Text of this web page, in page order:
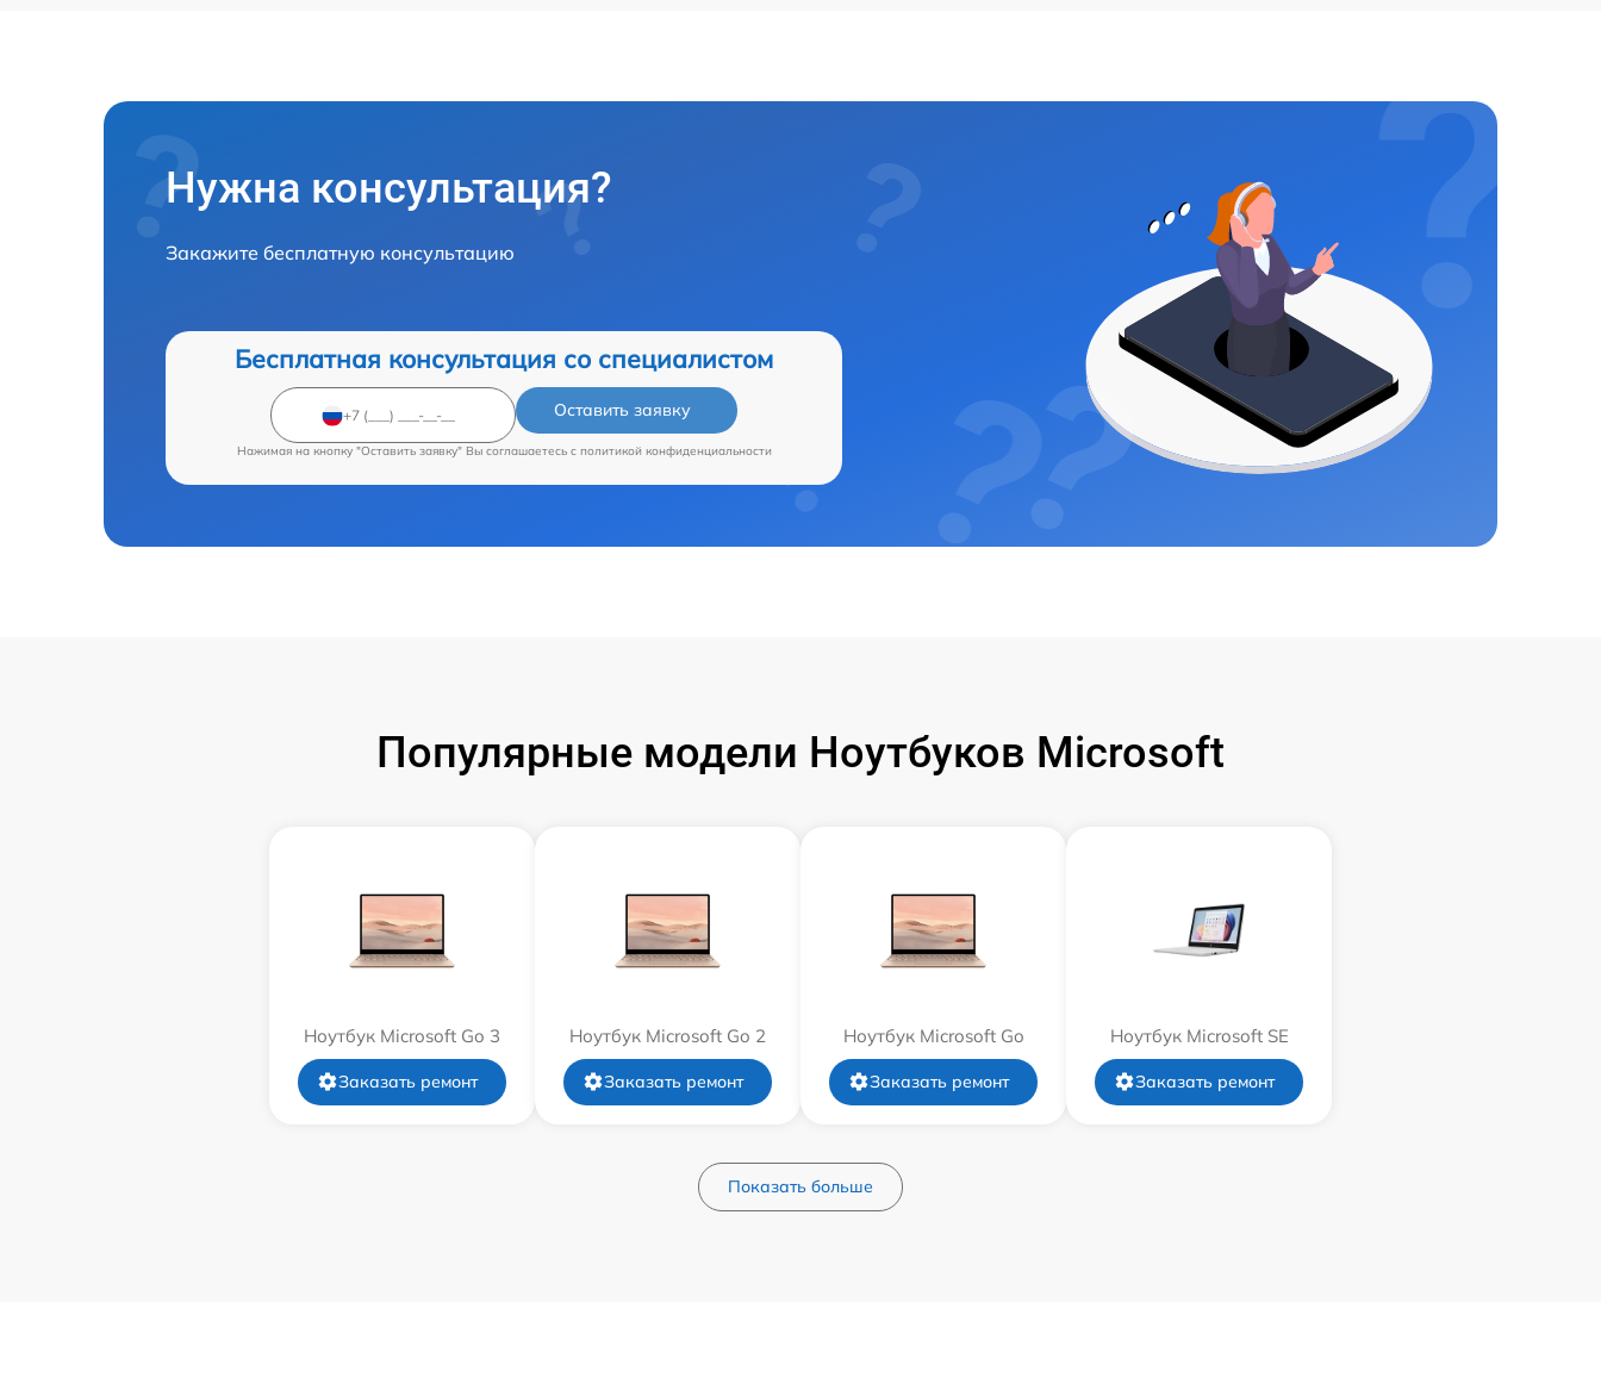
Нужна консультация?
Закажите бесплатную консультацию
Бесплатная консультация со специалистом
Оставить заявку
Нажимая на кнопку "Оставить заявку" Вы соглашаетесь c политикой конфиденциальности
Популярные модели Ноутбуков Microsoft
Ноутбук Microsoft Go 3
Заказать ремонт
Ноутбук Microsoft Go 2
Заказать ремонт
Ноутбук Microsoft Go
Заказать ремонт
Ноутбук Microsoft SE
Заказать ремонт
Показать больше